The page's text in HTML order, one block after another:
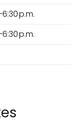
p.m.
p.m.